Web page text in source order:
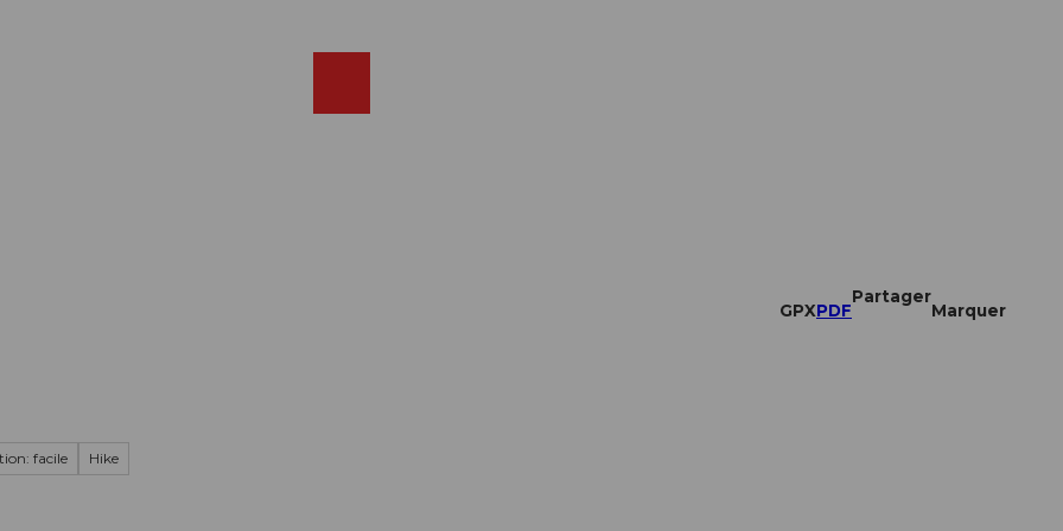
GPXPDF
Partager
Marquer
facile Hike